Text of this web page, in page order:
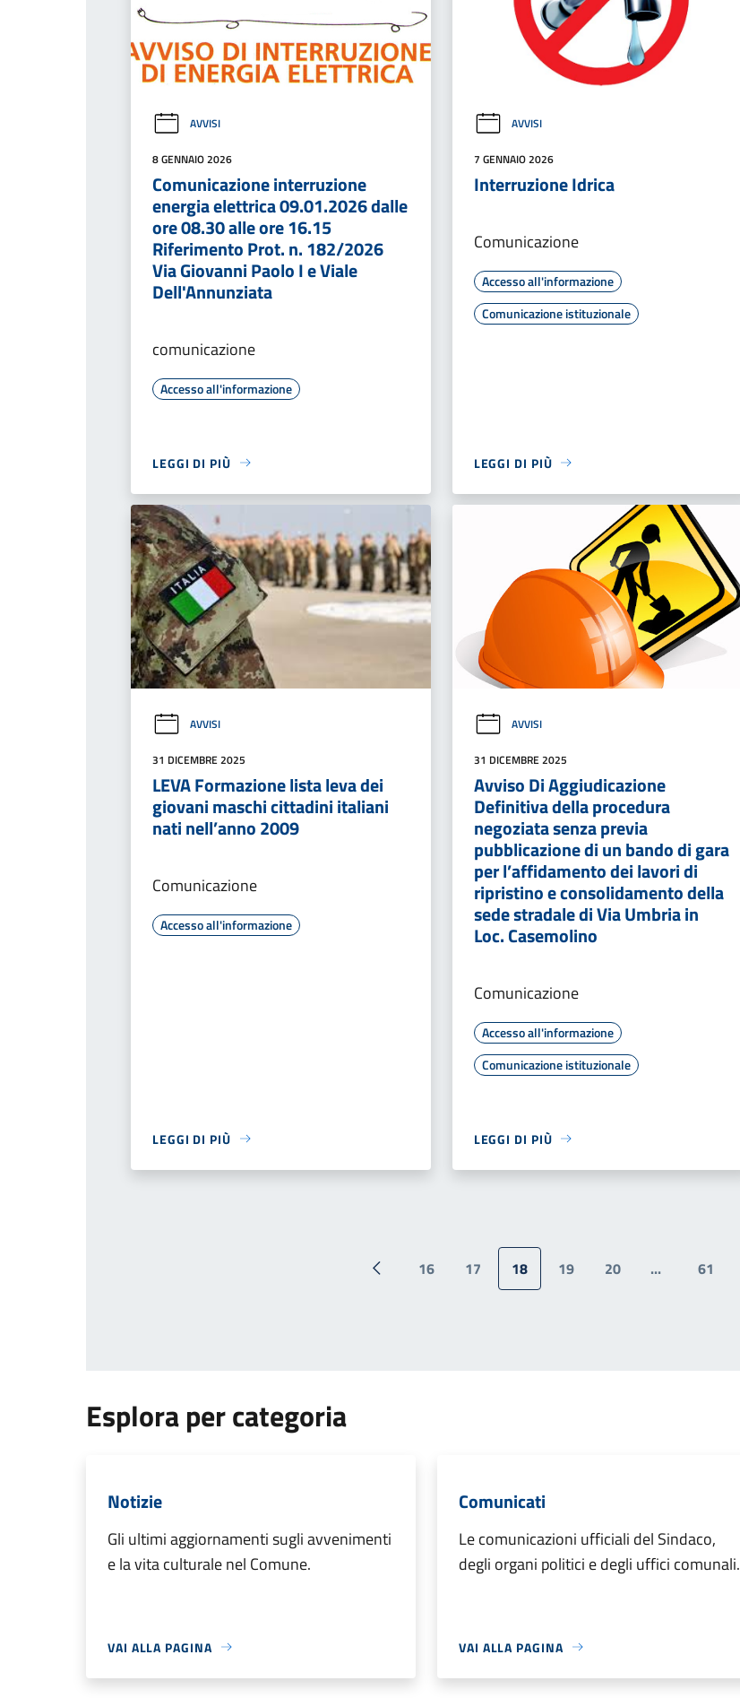
AVVISI
8 GENNAIO 2026
Comunicazione interruzione
energia elettrica 09.01.2026 dalle
ore 08.30 alle ore 16.15
Riferimento Prot. n. 182/2026
Via Giovanni Paolo I e Viale
Dell'Annunziata
comunicazione
Accesso all'informazione
LEGGI DI PIÙ
AVVISI
7 GENNAIO 2026
Interruzione Idrica
Comunicazione
Accesso all'informazione
Comunicazione istituzionale
LEGGI DI PIÙ
AVVISI
31 DICEMBRE 2025
LEVA Formazione lista leva dei
giovani maschi cittadini italiani
nati nell’anno 2009
Comunicazione
Accesso all'informazione
LEGGI DI PIÙ
AVVISI
31 DICEMBRE 2025
Avviso Di Aggiudicazione
Definitiva della procedura
negoziata senza previa
pubblicazione di un bando di gara
per l’affidamento dei lavori di
ripristino e consolidamento della
sede stradale di Via Umbria in
Loc. Casemolino
Comunicazione
Accesso all'informazione
Comunicazione istituzionale
LEGGI DI PIÙ
Pagina precedente
16 17 18 19 20 ... 61
Esplora per categoria
Notizie
Gli ultimi aggiornamenti sugli avvenimenti
e la vita culturale nel Comune.
VAI ALLA PAGINA
Comunicati
Le comunicazioni ufficiali del Sindaco,
degli organi politici e degli uffici comunali.
VAI ALLA PAGINA